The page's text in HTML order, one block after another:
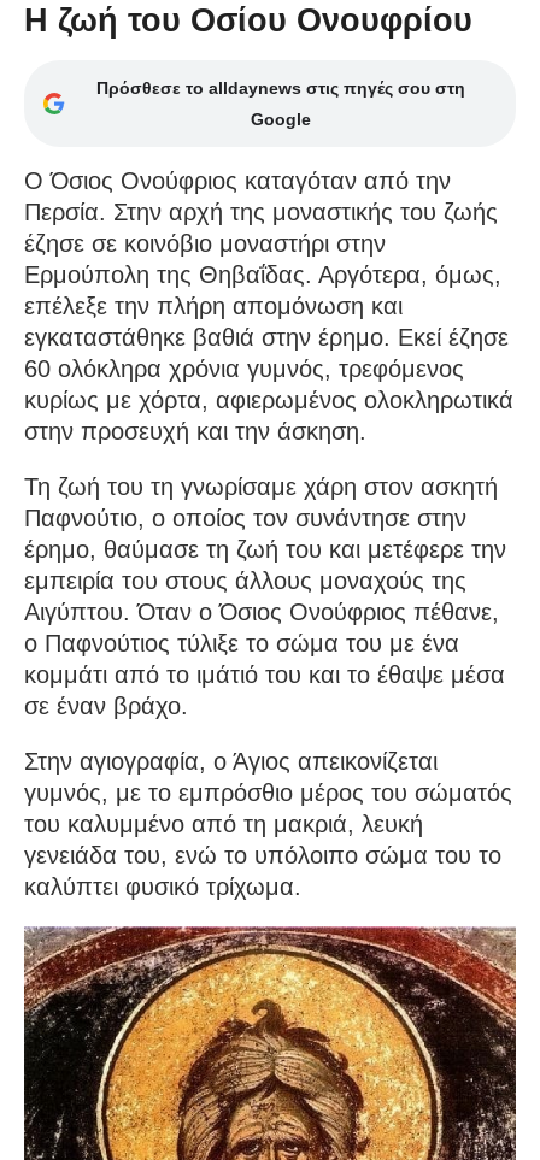
Η ζωή του Οσίου Ονουφρίου
Πρόσθεσε το alldaynews στις πηγές σου στη
Google
Ο Όσιος Ονούφριος καταγόταν από την
Περσία. Στην αρχή της μοναστικής του ζωής
έζησε σε κοινόβιο μοναστήρι στην
Ερμούπολη της Θηβαΐδας. Αργότερα, όμως,
επέλεξε την πλήρη απομόνωση και
εγκαταστάθηκε βαθιά στην έρημο. Εκεί έζησε
60 ολόκληρα χρόνια γυμνός, τρεφόμενος
κυρίως με χόρτα, αφιερωμένος ολοκληρωτικά
στην προσευχή και την άσκηση.
Τη ζωή του τη γνωρίσαμε χάρη στον ασκητή
Παφνούτιο, ο οποίος τον συνάντησε στην
έρημο, θαύμασε τη ζωή του και μετέφερε την
εμπειρία του στους άλλους μοναχούς της
Αιγύπτου. Όταν ο Όσιος Ονούφριος πέθανε,
ο Παφνούτιος τύλιξε το σώμα του με ένα
κομμάτι από το ιμάτιό του και το έθαψε μέσα
σε έναν βράχο.
Στην αγιογραφία, ο Άγιος απεικονίζεται
γυμνός, με το εμπρόσθιο μέρος του σώματός
του καλυμμένο από τη μακριά, λευκή
γενειάδα του, ενώ το υπόλοιπο σώμα του το
καλύπτει φυσικό τρίχωμα.